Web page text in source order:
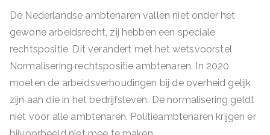
De Nederlandse ambtenaren vallen niet onder het
gewone arbeidsrecht, zij hebben een speciale
rechtspositie. Dit verandert met het wetsvoorstel
Normalisering rechtspositie ambtenaren. In 2020
moeten de arbeidsverhoudingen bij de overheid gelijk
zijn aan die in het bedrijfsleven. De normalisering geldt
niet voor alle ambtenaren. Politieambtenaren krijgen er